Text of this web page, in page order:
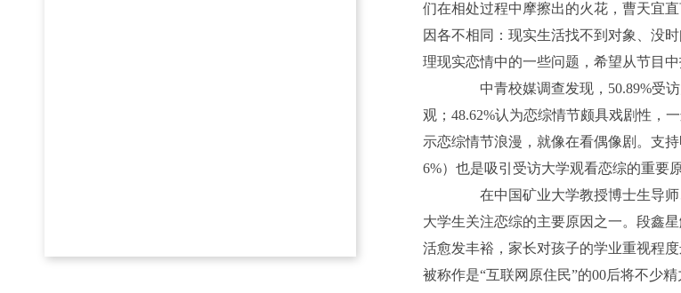
们在相处过程中摩擦出的火花，曹天宜
因各不相同：现实生活找不到对象、没
理现实恋情中的一些问题，希望从节目
中青校媒调查发现，50.89%受访
观；48.62%认为恋综情节颇具戏剧性，
示恋综情节浪漫，就像在看偶像剧。支
6%）也是吸引受访大学观看恋综的重要原
在中国矿业大学教授博士生导师
大学生关注恋综的主要原因之一。段鑫
活愈发丰裕，家长对孩子的学业重视程
被称作是“互联网原住民”的00后将不少